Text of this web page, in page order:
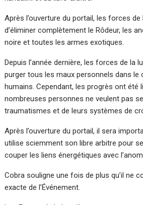
Après l’ouverture du portail, les forces
d’éliminer complètement le Rôdeur, les
noire et toutes les armes exotiques.
Depuis l’année dernière, les forces de la
purger tous les maux personnels dans le
humains. Cependant, les progrès ont été
nombreuses personnes ne veulent pas
traumatismes et de leurs systèmes de
Après l’ouverture du portail, il sera
utilise sciemment son libre arbitre pour
couper les liens énergétiques avec
Cobra souligne une fois de plus qu’il ne
exacte de l’Événement.